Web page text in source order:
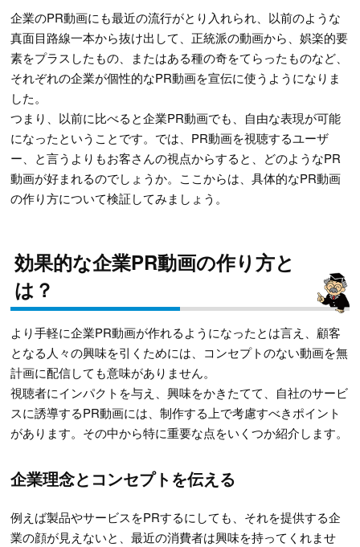
企業のPR動画にも最近の流行がとり入れられ、以前のような
真面目路線一本から抜け出して、正統派の動画から、娯楽的要
素をプラスしたもの、またはある種の奇をてらったものなど、
それぞれの企業が個性的なPR動画を宣伝に使うようになりま
した。
つまり、以前に比べると企業PR動画でも、自由な表現が可能
になったということです。では、PR動画を視聴するユーザ
ー、と言うよりもお客さんの視点からすると、どのようなPR
動画が好まれるのでしょうか。ここからは、具体的なPR動画
の作り方について検証してみましょう。
効果的な企業PR動画の作り方と
は？
より手軽に企業PR動画が作れるようになったとは言え、顧客
となる人々の興味を引くためには、コンセプトのない動画を無
計画に配信しても意味がありません。
視聴者にインパクトを与え、興味をかきたてて、自社のサービ
スに誘導するPR動画には、制作する上で考慮すべきポイント
があります。その中から特に重要な点をいくつか紹介します。
企業理念とコンセプトを伝える
例えば製品やサービスをPRするにしても、それを提供する企
業の顔が見えないと、最近の消費者は興味を持ってくれませ